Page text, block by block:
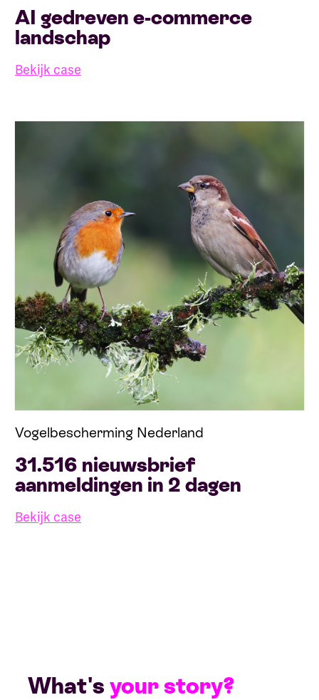
AI gedreven e-commerce
landschap
Bekijk case
Vogelbescherming Nederland
31.516 nieuwsbrief
aanmeldingen in 2 dagen
Bekijk case
What's your story?